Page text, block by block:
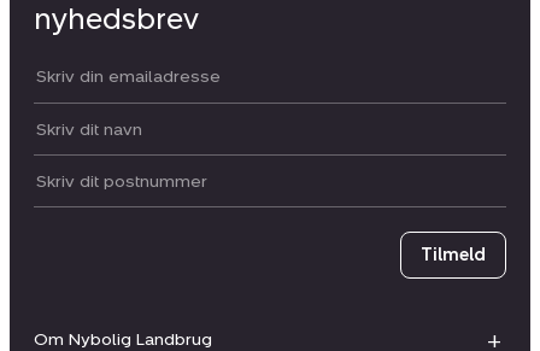
Om Nybolig Landbrug
nyhedsbrev
Din email:
Dit navn:
Postnummer
Tilmeld